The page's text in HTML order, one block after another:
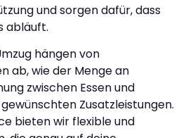
und sorgen dafür, dass
abläuft.
hängen von
ab, wie der Menge an
zwischen Essen und
Zusatzleistungen.
bieten wir flexible und